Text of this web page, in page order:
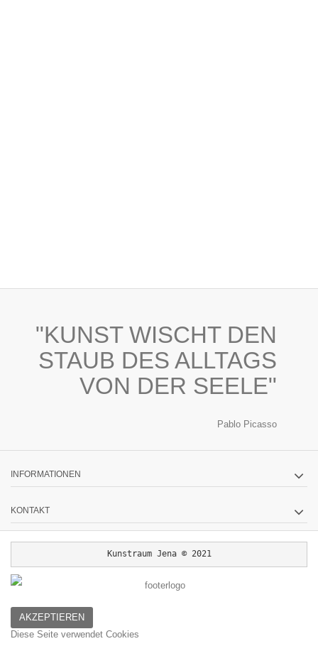
"KUNST WISCHT DEN
STAUB DES ALLTAGS
VON DER SEELE"
Pablo Picasso
INFORMATIONEN
KONTAKT
Kunstraum Jena © 2021
AKZEPTIEREN
Diese Seite verwendet Cookies